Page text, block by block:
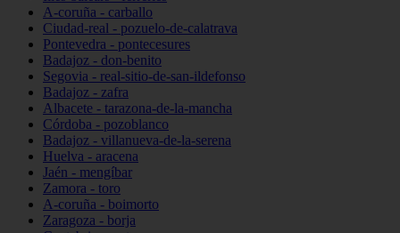
A-coruña - carballo
Ciudad-real - pozuelo-de-calatrava
Pontevedra - pontecesures
Badajoz - don-benito
Segovia - real-sitio-de-san-ildefonso
Badajoz - zafra
Albacete - tarazona-de-la-mancha
Córdoba - pozoblanco
Badajoz - villanueva-de-la-serena
Huelva - aracena
Jaén - mengíbar
Zamora - toro
A-coruña - boimorto
Zaragoza - borja